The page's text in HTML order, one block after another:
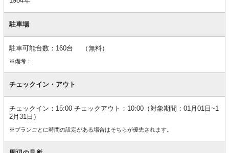
駐車場
駐車可能台数：160台 （無料）
※備考：
チェックイン・アウト
チェックイン：15:00 チェックアウト：10:00（対象期間：01月01日~1
2月31日）
※プランごとに時間の設定がある場合はそちらが優先されます。